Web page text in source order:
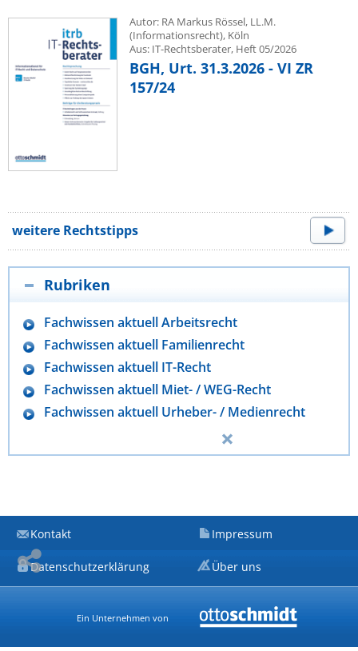
Autor: RA Markus Rössel, LL.M.
(Informationsrecht), Köln
Aus: IT-Rechtsberater, Heft 05/2026
BGH, Urt. 31.3.2026 - VI ZR
157/24
weitere Rechtstipps
Rubriken
Fachwissen aktuell Arbeitsrecht
Fachwissen aktuell Familienrecht
Fachwissen aktuell IT-Recht
Fachwissen aktuell Miet- / WEG-Recht
Fachwissen aktuell Urheber- / Medienrecht
Kontakt Impressum
Datenschutzerklärung Über uns
Ein Unternehmen von